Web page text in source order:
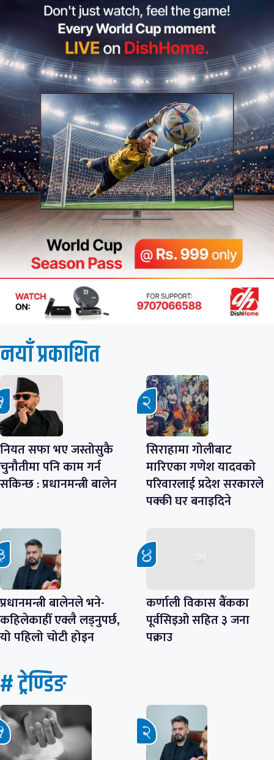
नयाँ प्रकाशित
नियत सफा भए जस्तोसुकै
चुनौतीमा पनि काम गर्न
सकिन्छ : प्रधानमन्त्री बालेन
सिराहामा गोलीबाट
मारिएका गणेश यादवको
परिवारलाई प्रदेश सरकारले
पक्की घर बनाइदिने
प्रधानमन्त्री बालेनले भने-
कहिलेकाहीँ एक्लै लड्नुपर्छ,
यो पहिलो चोटी होइन
कर्णाली विकास बैंकका
पूर्वसिइओ सहित ३ जना
पक्राउ
# ट्रेण्डिङ